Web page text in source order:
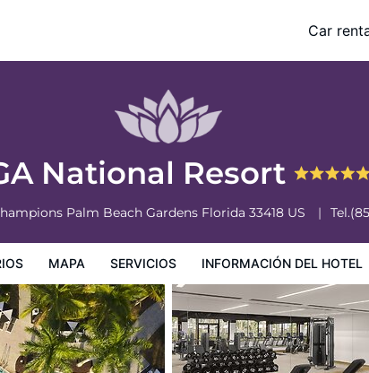
Car
National Resort
Palm Beach Gardens Florida 33418 US Tel.
MAPA SERVICIOS INFORMACIÓN DEL HOTEL